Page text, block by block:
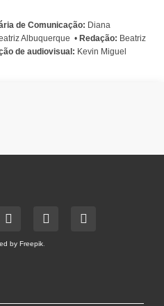
de Comunicação: Diana
Albuquerque • Redação: Beatriz
de audiovisual: Kevin Miguel
by Freepik